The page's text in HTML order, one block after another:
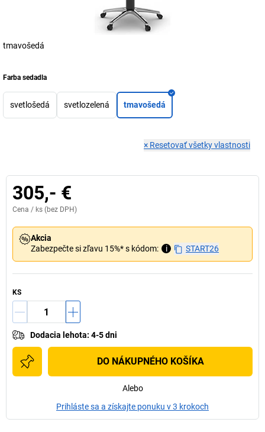
tmavošedá
Farba sedadla
svetlošedá svetlozelená tmavošedá
× Resetovať všetky vlastnosti
305,- €
Cena / ks (bez DPH)
Akcia
Zabezpečte si zľavu 15%* s kódom:
i START26
KS
Dodacia lehota: 4-5 dni
DO NÁKUPNÉHO KOŠÍKA
Alebo
Prihláste sa a získajte ponuku v 3 krokoch